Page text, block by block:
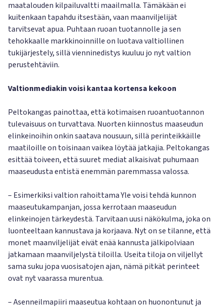
maatalouden kilpailuvaltti maailmalla. Tämäkään ei
kuitenkaan tapahdu itsestään, vaan maanviljelijät
tarvitsevat apua. Puhtaan ruoan tuotannolle ja sen
tehokkaalle markkinoinnille on luotava valtiollinen
tukijärjestely, sillä vienninedistys kuuluu jo nyt valtion
perustehtäviin.
Valtionmediakin voisi kantaa kortensa kekoon
Peltokangas painottaa, että kotimaisen ruoantuotannon
tulevaisuus on turvattava. Nuorten kiinnostus maaseudun
elinkeinoihin onkin saatava nousuun, sillä perinteikkäille
maatiloille on toisinaan vaikea löytää jatkajia. Peltokangas
esittää toiveen, että suuret mediat alkaisivat puhumaan
maaseudusta entistä enemmän paremmassa valossa.
– Esimerkiksi valtion rahoittama Yle voisi tehdä kunnon
maaseutukampanjan, jossa kerrotaan maaseudun
elinkeinojen tärkeydestä. Tarvitaan uusi näkökulma, joka on
luonteeltaan kannustava ja korjaava. Nyt on se tilanne, että
monet maanviljelijät eivät enää kannusta jälkipolviaan
jatkamaan maanviljelystä tiloilla. Useita tiloja on viljellyt
sama suku jopa vuosisatojen ajan, nämä pitkät perinteet
ovat nyt vaarassa murentua.
– Asenneilmapiiri maaseutua kohtaan on huonontunut ja